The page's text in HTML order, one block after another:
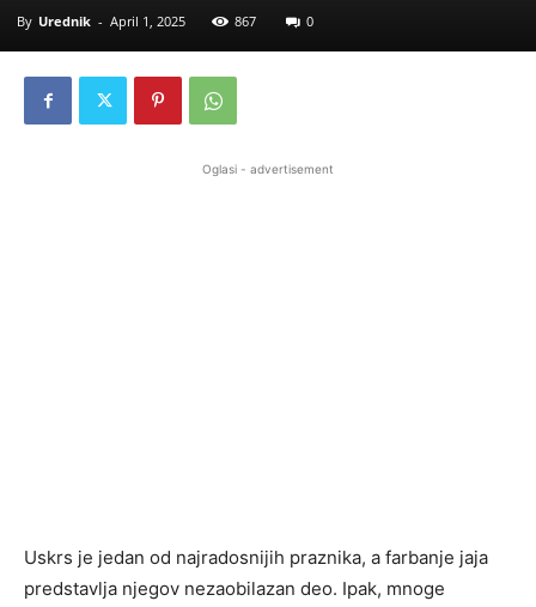
By Urednik - April 1, 2025 867 0
Oglasi - advertisement
Uskrs je jedan od najradosnijih praznika, a farbanje jaja
predstavlja njegov nezaobilazan deo. Ipak, mnoge